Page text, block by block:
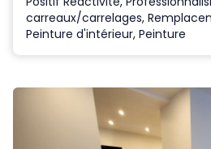
carreaux/carrelages,
Peinture d'intérieur, Peinture